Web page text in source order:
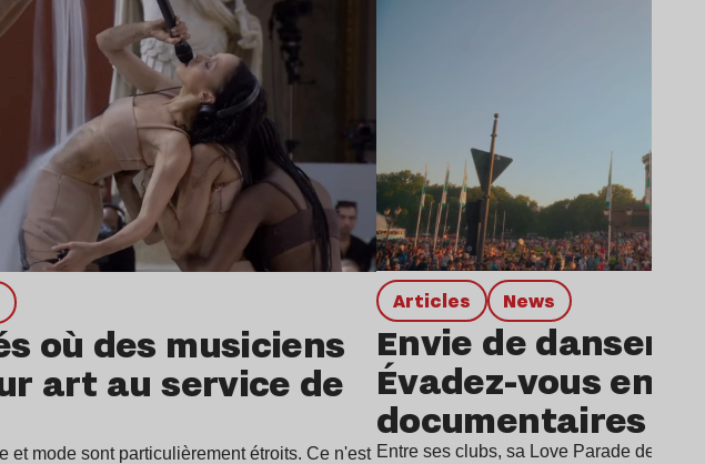
où des musiciens
art au service de
et mode sont particulièrement étroits. Ce n'est
Articles news
Envie de danser à
Évadez-vous en
documentaires
Entre ses clubs, sa Love Parade